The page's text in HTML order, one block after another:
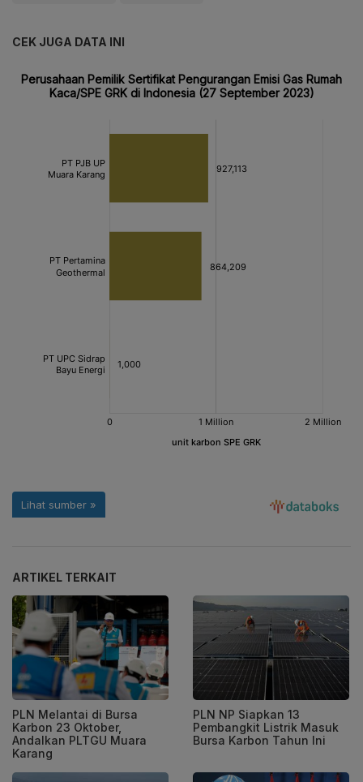
CEK JUGA DATA INI
ARTIKEL TERKAIT
PLN Melantai di Bursa
Karbon 23 Oktober,
Andalkan PLTGU Muara
Karang
PLN NP Siapkan 13
Pembangkit Listrik Masuk
Bursa Karbon Tahun Ini